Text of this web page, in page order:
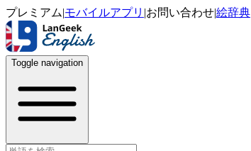
プレミアム|モバイルアプリ |お問い合わせ|絵辞典
Toggle navigation